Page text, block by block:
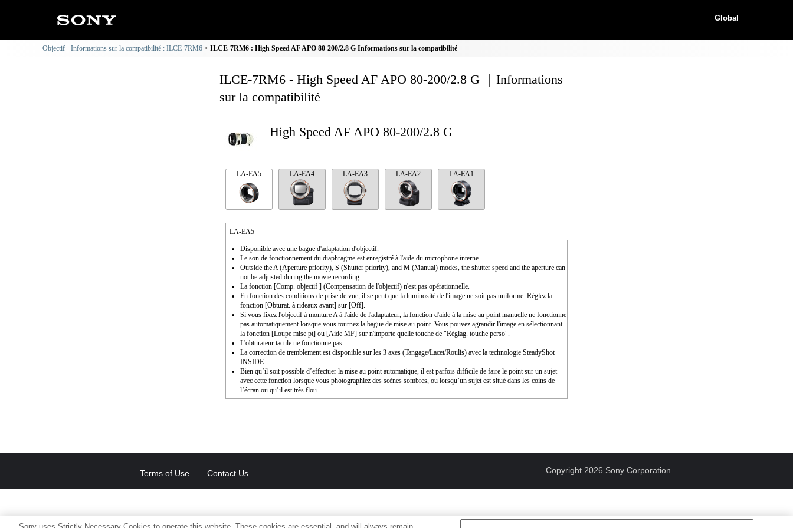
Global
Objectif - Informations sur la compatibilité : ILCE-7RM6 ILCE-7RM6 : High Speed AF APO 80-200/2.8 G Informations sur la compatibilité
ILCE-7RM6 - High Speed AF APO 80-200/2.8 G ｜Informations
sur la compatibilité
High Speed AF APO 80-200/2.8 G
LA-EA5 LA-EA4 LA-EA3 LA-EA2 LA-EA1
LA-EA5
Disponible avec une bague d'adaptation d'objectif.
Le son de fonctionnement du diaphragme est enregistré à l'aide du microphone interne.
Outside the A (Aperture priority), S (Shutter priority), and M (Manual) modes, the shutter speed and the aperture can
not be adjusted during the movie recording.
La fonction [Comp. objectif ] (Compensation de l'objectif) n'est pas opérationnelle.
En fonction des conditions de prise de vue, il se peut que la luminosité de l'image ne soit pas uniforme. Réglez la
fonction [Obturat. à rideaux avant] sur [Off].
Si vous fixez l'objectif à monture A à l'aide de l'adaptateur, la fonction d'aide à la mise au point manuelle ne fonctionne
pas automatiquement lorsque vous tournez la bague de mise au point. Vous pouvez agrandir l'image en sélectionnant
la fonction [Loupe mise pt] ou [Aide MF] sur n'importe quelle touche de "Réglag. touche perso".
L'obturateur tactile ne fonctionne pas.
La correction de tremblement est disponible sur les 3 axes (Tangage/Lacet/Roulis) avec la technologie SteadyShot
INSIDE.
Bien qu’il soit possible d’effectuer la mise au point automatique, il est parfois difficile de faire le point sur un sujet
avec cette fonction lorsque vous photographiez des scènes sombres, ou lorsqu’un sujet est situé dans les coins de
l’écran ou qu’il est très flou.
Terms of Use Contact Us Copyright 2026 Sony Corporation